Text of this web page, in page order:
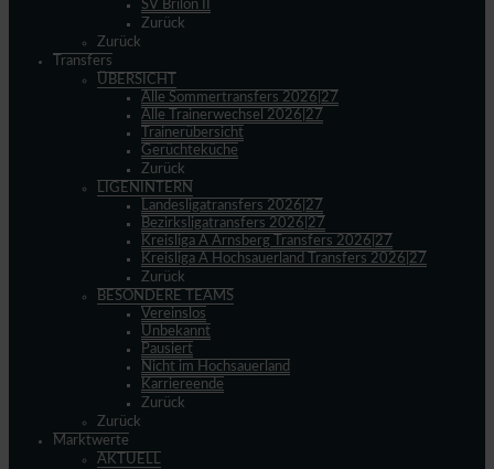
SV Brilon II
Zurück
Zurück
Transfers
ÜBERSICHT
Alle Sommertransfers 2026|27
Alle Trainerwechsel 2026|27
Trainerübersicht
Gerüchteküche
Zurück
LIGENINTERN
Landesligatransfers 2026|27
Bezirksligatransfers 2026|27
Kreisliga A Arnsberg Transfers 2026|27
Kreisliga A Hochsauerland Transfers 2026|27
Zurück
BESONDERE TEAMS
Vereinslos
Unbekannt
Pausiert
Nicht im Hochsauerland
Karriereende
Zurück
Zurück
Marktwerte
AKTUELL